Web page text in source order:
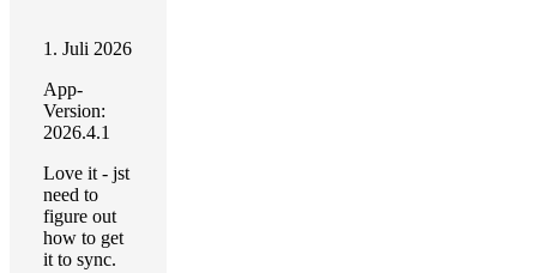
1. Juli 2026
App-
Version:
2026.4.1
Love it - jst
need to
figure out
how to get
it to sync.